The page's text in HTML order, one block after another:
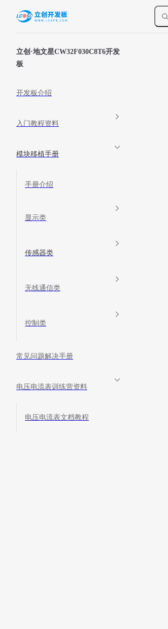
Skip to content
立创·地文星CW32F030C8T6开发
板
开发板介绍
入门教程资料
模块移植手册
手册介绍
显示类
传感器类
无线通信类
控制类
常见问题解决手册
电压电流表训练营资料
电压电流表文档教程